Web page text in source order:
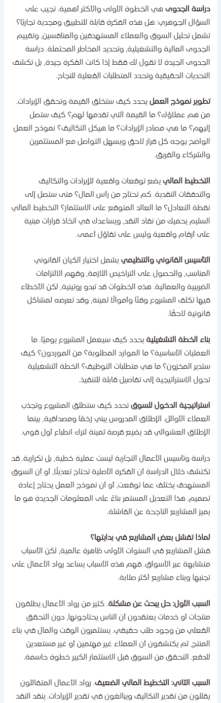
الجدوىهي الخطوة الأولى والأكثر أهمية. تجيب على
الجوهري: هل هذه الفكرة قابلة للتطبيق ومجدية تجاريًا؟
تحليل السوق والعملاء المستهدفين والمنافسين، وتقييم
المالية والتشغيلية، وتحديد المخاطر المحتملة. دراسة
الجيدة لا تقول لك فقط إذا كانت الفكرة جيدة، بل تكشف
الحقيقية وتحدد المتطلبات الفعلية للنجاح.
نموذج العمليحدد كيف ستخلق القيمة وتحقق الإيرادات.
هم عملاؤك؟ ما القيمة التي تقدمها لهم؟ كيف ستصل
ما هي مصادر الإيرادات؟ ما هيكل التكاليف؟ نموذج العمل
يوجه كل قرار لاحق ويسهل التواصل مع المستثمرين
والفريق.
المالييضع توقعات واقعية للإيرادات والتكاليف
النقدية. كم تحتاج من رأس المال؟ متى ستصل إلى
التعادل؟ ما العائد المتوقع على الاستثمار؟ التخطيط المالي
يحميك من نفاد النقد، ويساعدك في اتخاذ قرارات مبنية
أرقام واقعية وليس على تفاؤل أعمى.
القانوني والتنظيمييشمل اختيار الكيان القانوني
والحصول على التراخيص اللازمة، وفهم الالتزامات
والعمالية. هذه الخطوات قد تبدو روتينية، لكن الأخطاء
تكلف المشروع وقتًا وأموالًا ثمينة، وقد تعرضه لمشاكل
لاحقًا.
الخطة التشغيليةيحدد كيف سيعمل المشروع يوميًا. ما
الأساسية؟ ما الموارد المطلوبة؟ من الموردون؟ كيف
المخزون؟ ما هي متطلبات التوظيف؟ الخطة التشغيلية
الاستراتيجية إلى تفاصيل قابلة للتنفيذ.
الدخول للسوقتحدد كيف ستطلق المشروع وتجذب
الأوائل. الإطلاق المدروس يبني زخمًا ومصداقية، بينما
العشوائي قد يضيع فرصة ثمينة لترك انطباع أول قوي.
وتأسيس الأعمال التجارية ليست عملية خطية، بل تكرارية. قد
خلال الدراسة أن الفكرة الأصلية تحتاج تعديلًا، أو أن السوق
يختلف عما توقعت، أو أن نموذج العمل يحتاج إعادة
هذا التعديل المستمر بناءً على المعلومات الجديدة هو ما
المشاريع الناجحة عن الفاشلة.
تفشل بعض المشاريع في بدايتها؟
المشاريع في السنوات الأولى ظاهرة عالمية، لكن الأسباب
عبر الأسواق. فهم هذه الأسباب يساعد رواد الأعمال على
وبناء مشاريع أكثر صلابة.
الأول: حل يبحث عن مشكلة. كثير من رواد الأعمال يطلقون
أو خدمات يعتقدون أن الناس يحتاجونها، دون التحقق
من وجود طلب حقيقي. يستثمرون الوقت والمال في بناء
ثم يكتشفون أن العملاء غير مهتمين أو غير مستعدين
التحقق من السوق قبل الاستثمار الكبير خطوة حاسمة.
الثاني: التخطيط المالي الضعيف. رواد الأعمال المتفائلون
من تقدير التكاليف ويبالغون في تقدير الإيرادات. ينفد النقد